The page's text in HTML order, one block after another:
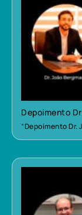
Depoimento
“Depoimento Dr.